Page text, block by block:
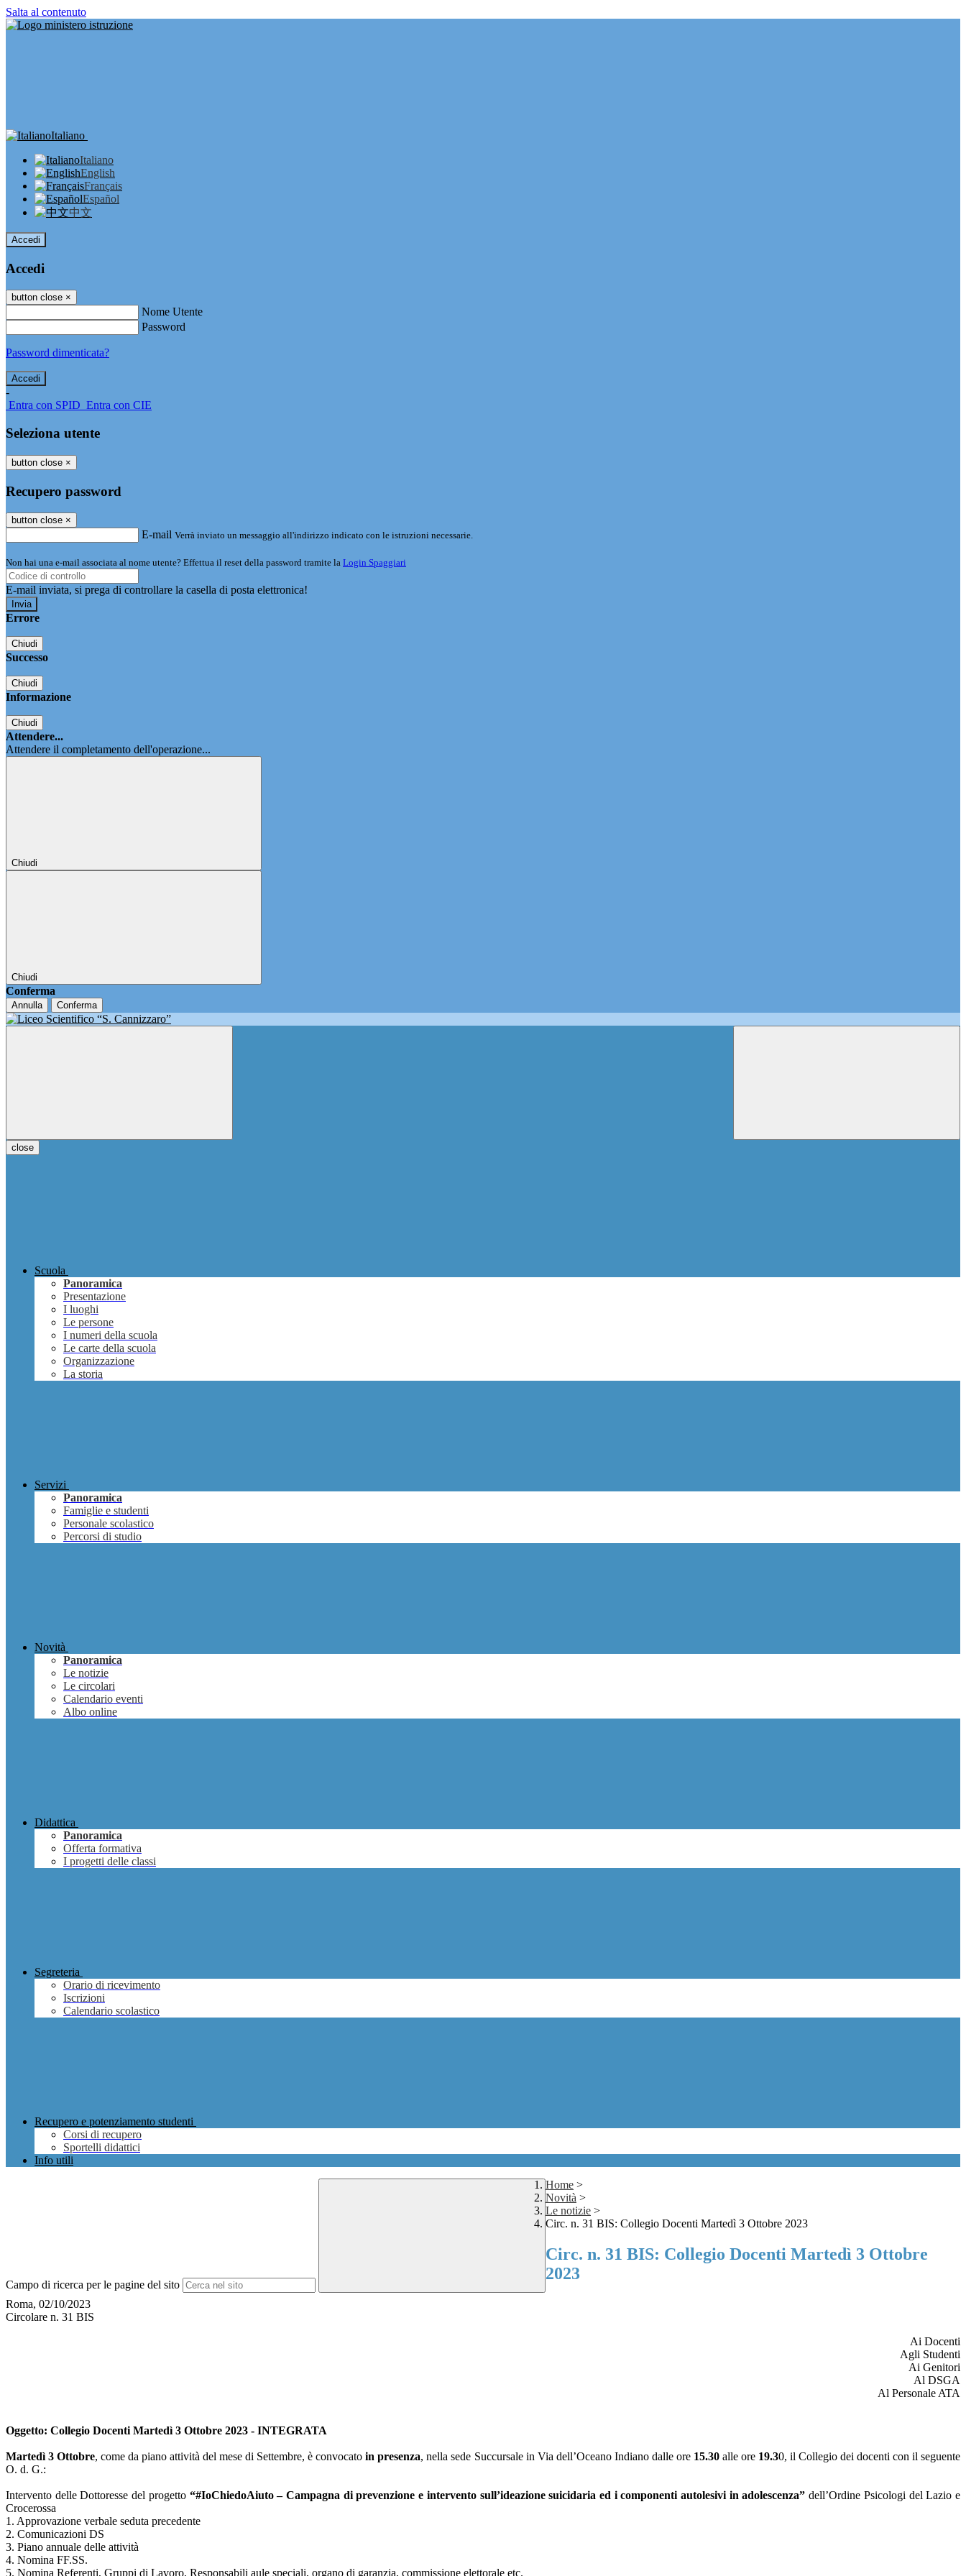
Salta al contenuto
Italiano
Italiano
English
Français
Español
中文
Accedi
Accedi
button close ×
Nome Utente
Password
Password dimenticata?
-
Entra con SPID Entra con CIE
Seleziona utente
button close ×
Recupero password
button close ×
E-mail Verrà inviato un messaggio all'indirizzo indicato con le istruzioni necessarie.
Non hai una e-mail associata al nome utente? Effettua il reset della password tramite la Login Spaggiari
E-mail inviata, si prega di controllare la casella di posta elettronica!
Errore
Chiudi
Successo
Chiudi
Informazione
Chiudi
Attendere...
Attendere il completamento dell'operazione...
Chiudi
Chiudi
Conferma
Annulla Conferma
close
Scuola
Panoramica
Presentazione
I luoghi
Le persone
I numeri della scuola
Le carte della scuola
Organizzazione
La storia
Servizi
Panoramica
Famiglie e studenti
Personale scolastico
Percorsi di studio
Novità
Panoramica
Le notizie
Le circolari
Calendario eventi
Albo online
Didattica
Panoramica
Offerta formativa
I progetti delle classi
Segreteria
Orario di ricevimento
Iscrizioni
Calendario scolastico
Recupero e potenziamento studenti
Corsi di recupero
Sportelli didattici
Info utili
Campo di ricerca per le pagine del sito
Home >
Novità >
Le notizie >
Circ. n. 31 BIS: Collegio Docenti Martedì 3 Ottobre 2023
Circ. n. 31 BIS: Collegio Docenti Martedì 3 Ottobre
2023
Roma, 02/10/2023
Circolare n. 31 BIS
Ai Docenti
Agli Studenti
Ai Genitori
Al DSGA
Al Personale ATA
Oggetto: Collegio Docenti Martedì 3 Ottobre 2023 - INTEGRATA
Martedì 3 Ottobre, come da piano attività del mese di Settembre, è convocatoin presenza, nella sede Succursale in Via dell’Oceano Indiano dalle ore 15.30alle ore 19.30, il Collegio dei docenti con il seguente
O. d. G.:
Intervento delle Dottoresse del progetto “#IoChiedoAiuto – Campagna di prevenzione e intervento sull’ideazione suicidaria ed i componenti autolesivi in adolescenza” dell’Ordine Psicologi del Lazio e
Crocerossa
1. Approvazione verbale seduta precedente
2. Comunicazioni DS
3. Piano annuale delle attività
4. Nomina FF.SS.
5. Nomina Referenti, Gruppi di Lavoro, Responsabili aule speciali, organo di garanzia, commissione elettorale etc.